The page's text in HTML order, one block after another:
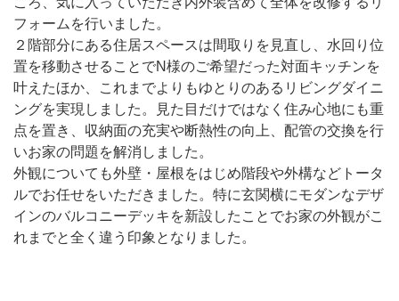
フォームを行いました。
２階部分にある住居スペースは間取りを見直し、水回り位
置を移動させることでN様のご希望だった対面キッチンを
叶えたほか、これまでよりもゆとりのあるリビングダイニ
ングを実現しました。見た目だけではなく住み心地にも重
点を置き、収納面の充実や断熱性の向上、配管の交換を行
いお家の問題を解消しました。
外観についても外壁・屋根をはじめ階段や外構などトータ
ルでお任せをいただきました。特に玄関横にモダンなデザ
インのバルコニーデッキを新設したことでお家の外観がこ
れまでと全く違う印象となりました。